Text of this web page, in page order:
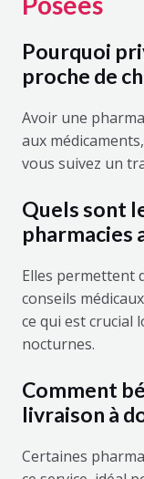
Pourquoi
proche de
Avoir une
aux
vous suivez un
Quels sont
pharmacies
Elles permettent
conseils
ce qui est crucial
nocturnes.
Comment
livraison à
Certaines